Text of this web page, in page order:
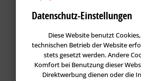
Datenschutz-Einstellungen
Diese Website benutzt
technischen Betrieb der Website
stets gesetzt werden. Andere
Komfort bei Benutzung dieser
Direktwerbung dienen oder die